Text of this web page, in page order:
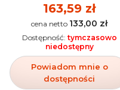
Cena
163,59 zł
Cena 133,00 zł
Powiadom mnie o
dostępności
Dostępność: tymczasowo
niedostępny